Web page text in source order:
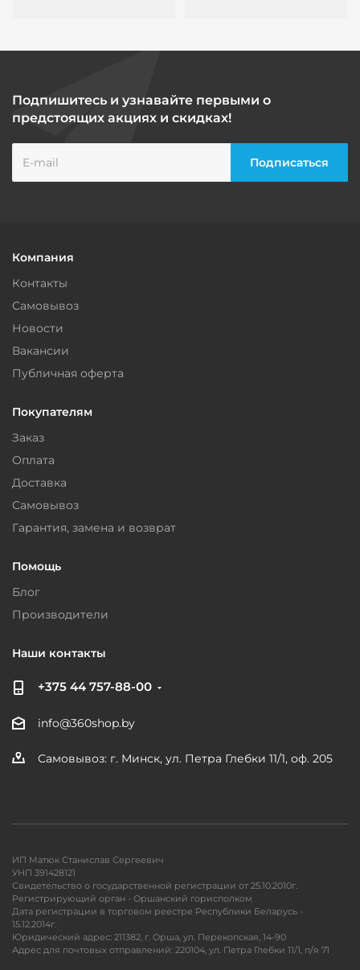
Подпишитесь и узнавайте первыми о
предстоящих акциях и скидках!
Компания
Контакты
Самовывоз
Новости
Вакансии
Публичная оферта
Покупателям
Заказ
Оплата
Доставка
Самовывоз
Гарантия, замена и возврат
Помощь
Блог
Производители
Наши контакты
+375 44 757-88-00
info@360shop.by
Самовывоз: г. Минск, ул. Петра Глебки 11/1, оф. 205
ИП Матюк Станислав Сергеевич
УНП 391428121
Свидетельство о государственной регистрации от 25.10.2010г.
Регистрирующий орган - Оршанский горисполком
Дата регистрации в торговом реестре Республики Беларусь -
15.12.2014г.
Юридический адрес: 211382, г. Орша, ул. Перекопская, 14-90
Адрес для почтовых отправлений: 220104, ул. Петра Глебки 11/1, п/я 71